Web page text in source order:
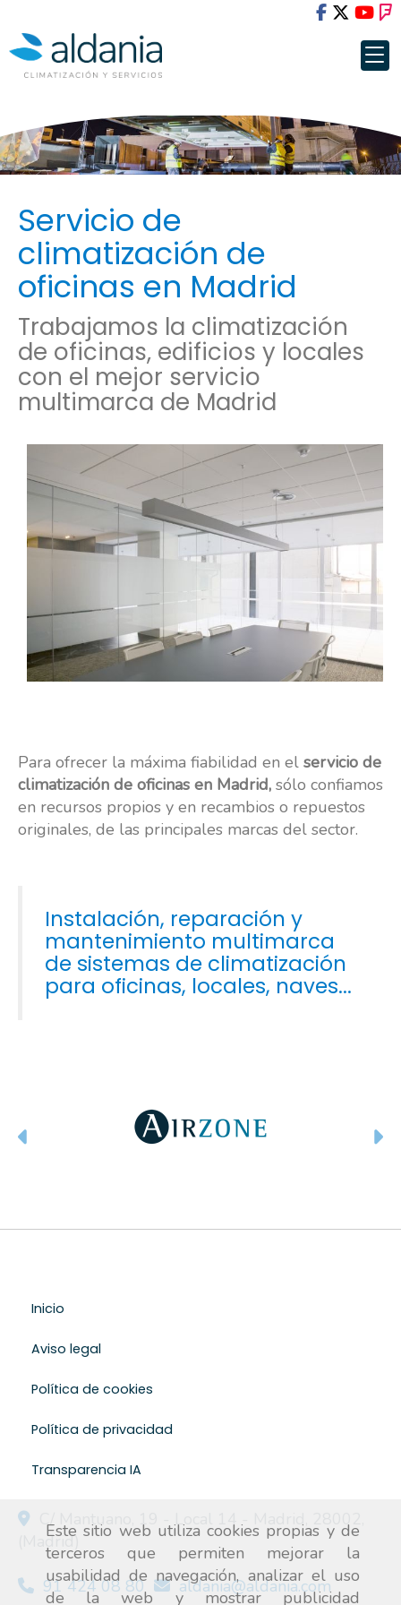
Este sitio web utiliza cookies propias y de
terceros que permiten mejorar la
usabilidad de navegación, analizar el uso
de la web y mostrar publicidad
Servicio de
climatización de
oficinas en Madrid
Trabajamos la climatización
de oficinas, edificios y locales
con el mejor servicio
multimarca de Madrid
Para ofrecer la máxima fiabilidad en el servicio de
climatización de oficinas en Madrid, sólo confiamos
en recursos propios y en recambios o repuestos
originales, de las principales marcas del sector.
Instalación, reparación y
mantenimiento multimarca
de sistemas de climatización
para oficinas, locales, naves...
Inicio
Aviso legal
Política de cookies
Política de privacidad
Transparencia IA
(Madrid)
91 424 08 80 aldania aldania.com